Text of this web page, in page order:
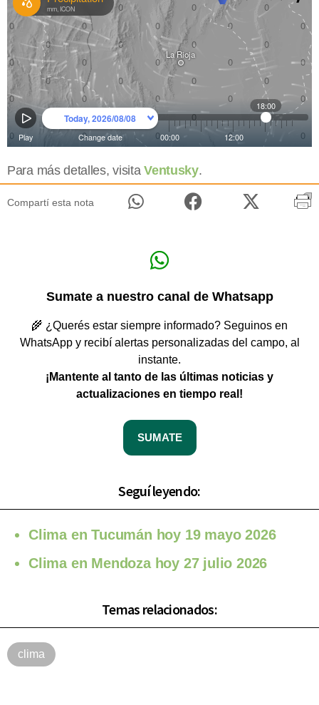
Para más detalles, visitaVentusky.
Compartí esta nota
Sumate a nuestro canal de Whatsapp
🌾 ¿Querés estar siempre informado? Seguinos en
WhatsApp y recibí alertas personalizadas del campo, al
instante.
¡Mantente al tanto de las últimas noticias y
actualizaciones en tiempo real!
SUMATE
Seguí leyendo:
Clima en Tucumán hoy 19 mayo 2026
Clima en Mendoza hoy 27 julio 2026
Temas relacionados:
clima